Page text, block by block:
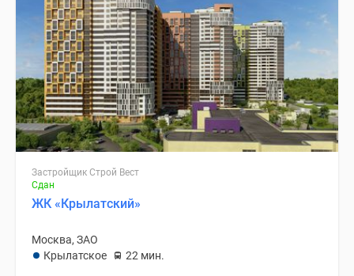
Застройщик Строй Вест
Сдан
ЖК «Крылатский»
Москва, ЗАО
Крылатское
22 мин.